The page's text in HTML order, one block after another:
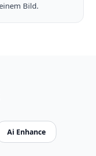
Bild.
Ai Enhance